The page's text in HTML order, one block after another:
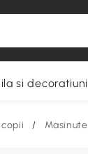
si decoratiuni
/ Masinute